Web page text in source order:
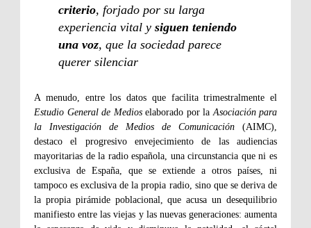
criterio, forjado por su larga
experiencia vital y siguen teniendo
una voz, que la sociedad parece
querer silenciar
A menudo, entre los datos que facilita trimestralmente el
Estudio General de Medioselaborado por la Asociación para
la Investigación de Medios de Comunicación (AIMC),
destaco el progresivo envejecimiento de las audiencias
mayoritarias de la radio española, una circunstancia que ni es
exclusiva de España, que se extiende a otros países, ni
tampoco es exclusiva de la propia radio, sino que se deriva de
la propia pirámide poblacional, que acusa un desequilibrio
manifiesto entre las viejas y las nuevas generaciones: aumenta